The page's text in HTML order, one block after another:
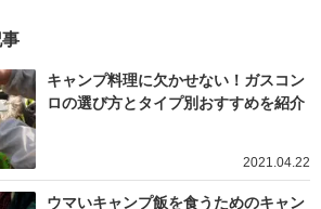
キャンプ料理に欠かせない！ガスコン
ロの選び方とタイプ別おすすめを紹介
2021.04.22
ウマいキャンプ飯を食うためのキャン